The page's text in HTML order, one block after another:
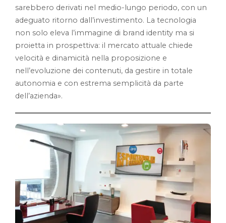
sarebbero derivati nel medio-lungo periodo, con un
adeguato ritorno dall’investimento. La tecnologia
non solo eleva l’immagine di brand identity ma si
proietta in prospettiva: il mercato attuale chiede
velocità e dinamicità nella proposizione e
nell’evoluzione dei contenuti, da gestire in totale
autonomia e con estrema semplicità da parte
dell’azienda».